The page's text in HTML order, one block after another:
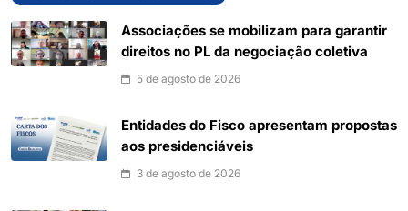
Associações se mobilizam para garantir
direitos no PL da negociação coletiva
5 de agosto de 2026
Entidades do Fisco apresentam propostas
aos presidenciáveis
3 de agosto de 2026